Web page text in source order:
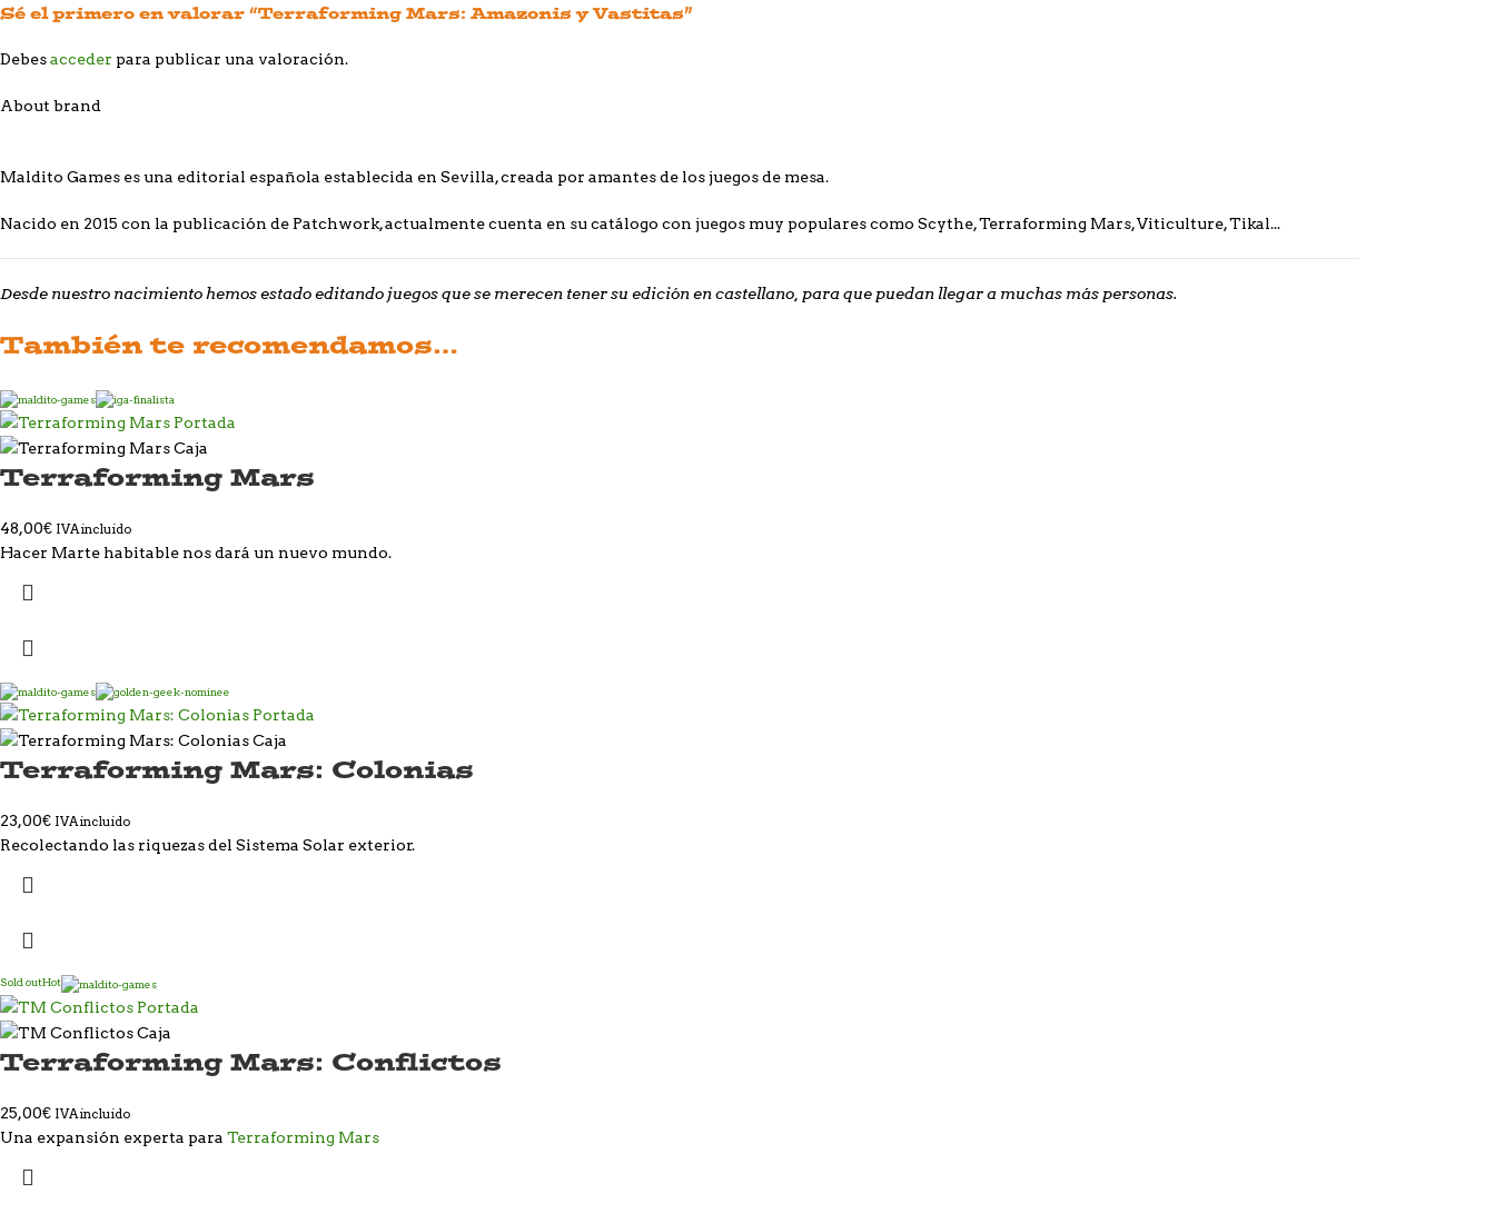
Sé el primero en valorar “Terraforming Mars: Amazonis y Vastitas”
Debesacceder para publicar una valoración.
About brand
Maldito Games es una editorial española establecida en Sevilla, creada por amantes de los juegos de mesa.
Nacido en 2015 con la publicación de Patchwork, actualmente cuenta en su catálogo con juegos muy populares como Scythe, Terraforming Mars, Viticulture, Tikal...
Desde nuestro nacimiento hemos estado editando juegos que se merecen tener su edición en castellano, para que puedan llegar a muchas más personas.
También te recomendamos…
Terraforming Mars
48,00€ IVA incluido
Hacer Marte habitable nos dará un nuevo mundo.
Terraforming Mars: Colonias
23,00€ IVA incluido
Recolectando las riquezas del Sistema Solar exterior.
Sold outHot
Terraforming Mars: Conflictos
25,00€ IVA incluido
Una expansión experta para Terraforming Mars